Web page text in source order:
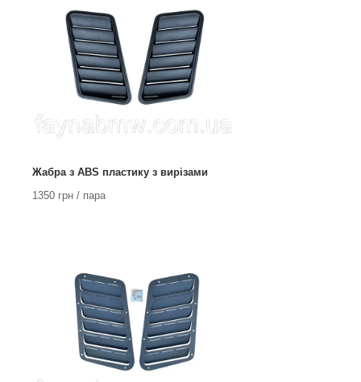
Жабра з ABS пластику з вирізами
1350 грн / пара